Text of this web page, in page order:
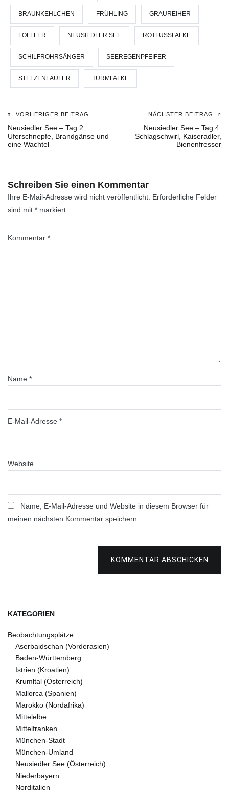
BRAUNKEHLCHEN FRÜHLING GRAUREIHER
LÖFFLER NEUSIEDLER SEE ROTFUSSFALKE
SCHILFROHRSÄNGER SEEREGENPFEIFER
STELZENLÄUFER TURMFALKE
Beitragsnavigation
VORHERIGER BEITRAG
Neusiedler See – Tag 2:
Uferschnepfe, Brandgänse und
eine Wachtel
NÄCHSTER BEITRAG
Neusiedler See – Tag 4:
Schlagschwirl, Kaiseradler,
Bienenfresser
Schreiben Sie einen Kommentar
Ihre E-Mail-Adresse wird nicht veröffentlicht. Erforderliche Felder
sind mit * markiert
Kommentar *
Name *
E-Mail-Adresse *
Website
Name, E-Mail-Adresse und Website in diesem Browser für
meinen nächsten Kommentar speichern.
KOMMENTAR ABSCHICKEN
KATEGORIEN
Beobachtungsplätze
Aserbaidschan (Vorderasien)
Baden-Württemberg
Istrien (Kroatien)
Krumltal (Österreich)
Mallorca (Spanien)
Marokko (Nordafrika)
Mittelelbe
Mittelfranken
München-Stadt
München-Umland
Neusiedler See (Österreich)
Niederbayern
Norditalien